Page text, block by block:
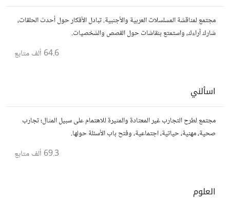
مجتمع لمناقشة المسلسلات العربية والأجنبية. تبادل الأفكار حول أحدث الحلقات،
شارك آراءك، واستمتع بنقاشات حول القصص والشخصيات.
64.6 ألف متابع
اسألني
مجتمع لطرح التجارب غير المعتادة والمثيرة للاهتمام على سبيل المثال؛ تجارب
صحية، مهنية، حياتية، اجتماعية، وفتح باب الأسئلة حولها.
69.3 ألف متابع
العلوم